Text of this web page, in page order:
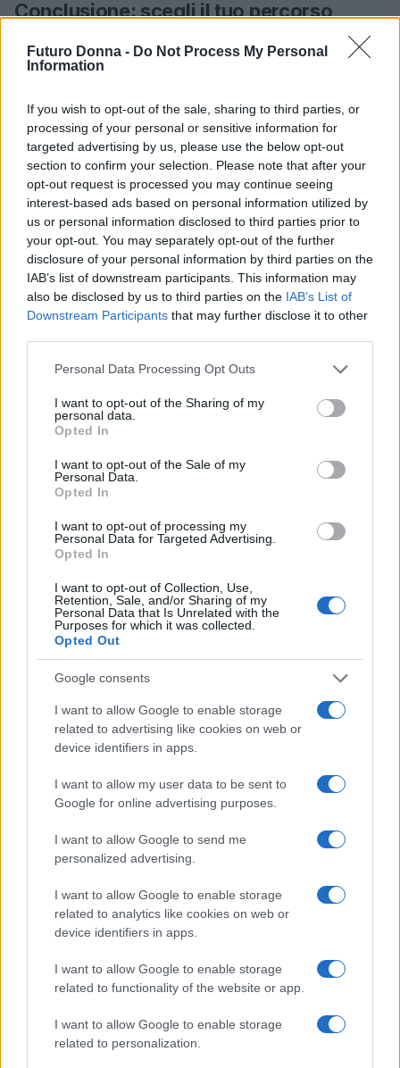
Futuro Donna - Do Not Process My Personal
Information
If you wish to opt-out of the sale, sharing to third parties, or
processing of your personal or sensitive information for
targeted advertising by us, please use the below opt-out
section to confirm your selection. Please note that after your
opt-out request is processed you may continue seeing
interest-based ads based on personal information utilized by
us or personal information disclosed to third parties prior to
your opt-out. You may separately opt-out of the further
disclosure of your personal information by third parties on the
IAB’s list of downstream participants. This information may
also be disclosed by us to third parties on the IAB’s List of
Downstream Participants that may further disclose it to other
Please note that this website/app uses one or more Google
not limited to your visit or usage behaviour. You may click to
grant or deny consent to Google and its third-party tags to
use your data for below specified purposes in below Google
consent section.
Personal Data Processing Opt Outs
I want to opt-out of the Sharing of my
personal data.
Opted In
I want to opt-out of the Sale of my
Personal Data.
Opted In
I want to opt-out of processing my
Personal Data for Targeted Advertising.
Opted In
I want to opt-out of Collection, Use,
Retention, Sale, and/or Sharing of my
Personal Data that Is Unrelated with the
Purposes for which it was collected.
Opted Out
Google consents
I want to allow Google to enable storage
related to advertising like cookies on web or
device identifiers in apps.
I want to allow my user data to be sent to
Google for online advertising purposes.
I want to allow Google to send me
personalized advertising.
I want to allow Google to enable storage
related to analytics like cookies on web or
device identifiers in apps.
I want to allow Google to enable storage
related to functionality of the website or app.
I want to allow Google to enable storage
related to personalization.
Conclusione: scegli il tuo percorso
Non importa quale master scegli, l’importante è
che sia allineato con le tue passioni e i tuoi obiettivi
unica di crescita e sviluppo. Sei pronta a investire
nel tuo futuro? La scelta è nelle tue mani!
AUTORE
Staff
Continua a leggere
TEEN NEWS
Guida al giornalino teen: linea editoriale, ruoli e
Matteo Pellegrino · 3 Ago 2026